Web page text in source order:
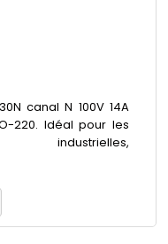
canal N 100V 14A
220. Idéal pour les
industrielles,